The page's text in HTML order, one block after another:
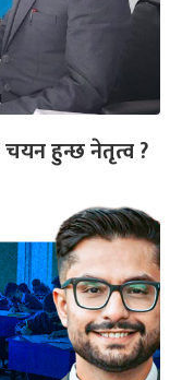
हुन्छ नेतृत्व ?